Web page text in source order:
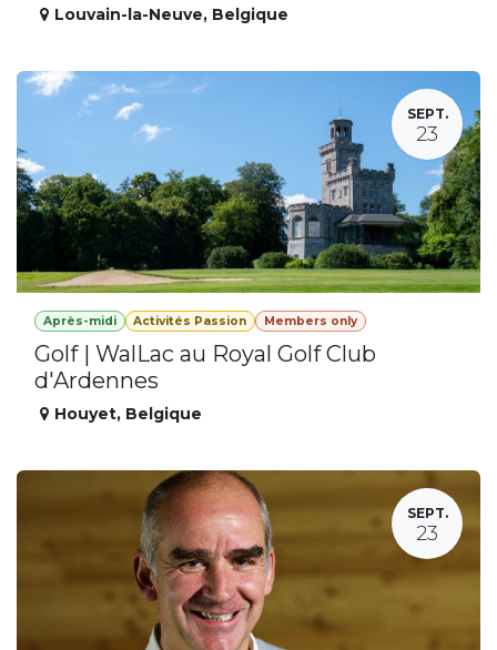
Louvain-la-Neuve, Belgique
SEPT.
23
Après-midi Activités Passion Members only
Golf | WalLac au Royal Golf Club
d'Ardennes
Houyet, Belgique
SEPT.
23